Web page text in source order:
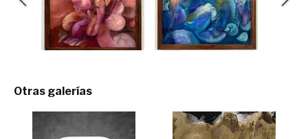
Otras galerías